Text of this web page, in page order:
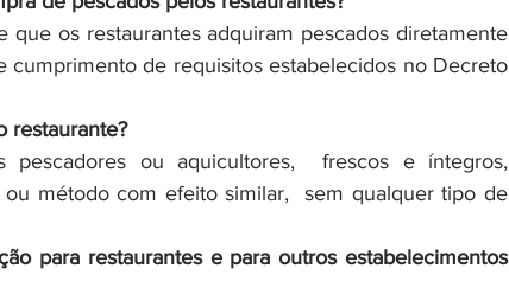
os restaurantes adquiram pescados diretamente
cumprimento de requisitos estabelecidos no Decreto
restaurante?
ou aquicultores,  frescos e íntegros,
método com efeito similar,  sem qualquer tipo de
para restaurantes e para outros estabelecimentos